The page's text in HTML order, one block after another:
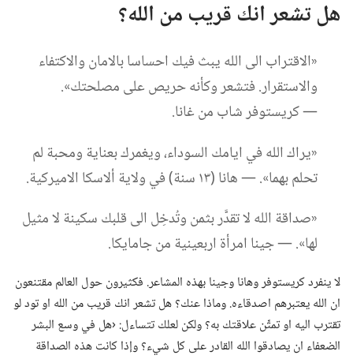
هل تشعر انك قريب من الله؟‏
‏«الاقتراب الى الله يبث فيك احساسا بالامان والاكتفاء
والاستقرار.‏ فتشعر وكأنه حريص على مصلحتك».‏
—‏ كريستوفر شاب من غانا.‏
‏«يراك الله في ايامك السوداء،‏ ويغمرك بعناية ومحبة لم
تحلم بهما».‏ —‏ هانا (‏١٣ سنة)‏ في ولاية ألاسكا الاميركية.‏
‏«صداقة الله لا تقدَّر بثمن وتُدخِل الى قلبك سكينة لا مثيل
لها».‏ —‏ جينا امرأة اربعينية من جامايكا.‏
لا ينفرد كريستوفر وهانا وجينا بهذه المشاعر.‏ فكثيرون حول العالم مقتنعون
ان الله يعتبرهم اصدقاءه.‏ وماذا عنك؟‏ هل تشعر انك قريب من الله او تود لو
تقترب اليه او تمتِّن علاقتك به؟‏ ولكن لعلك تتساءل:‏ ‹هل في وسع البشر
الضعفاء ان يصادقوا الله القادر على كل شيء؟‏ وإذا كانت هذه الصداقة